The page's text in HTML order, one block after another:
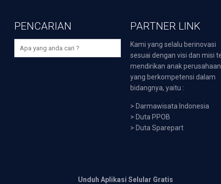
PENCARIAN PARTNER LINK
Kami yang selalu berinovasi
sesuai dengan visi dan misi
mendirikan anak perusahaan
yang berkompetensi dalam
bidangnya, yaitu :
> Darmawisata Indonesia
> Duta PPOB
> Duta Sparepart
Unduh Aplikasi Selular Gratis